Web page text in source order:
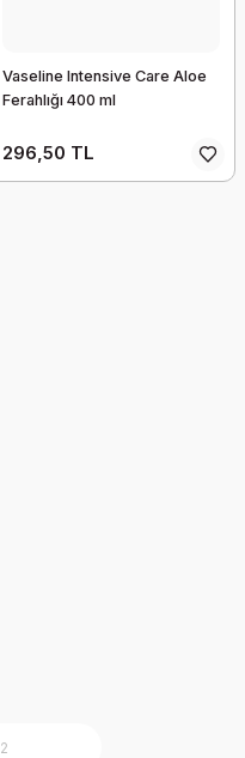
Vaseline Intensive Care Aloe
Ferahlığı 400 ml
296,50 TL
2